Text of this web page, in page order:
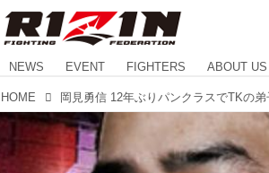
NEWS EVENT FIGHTERS ABOUT US
HOME